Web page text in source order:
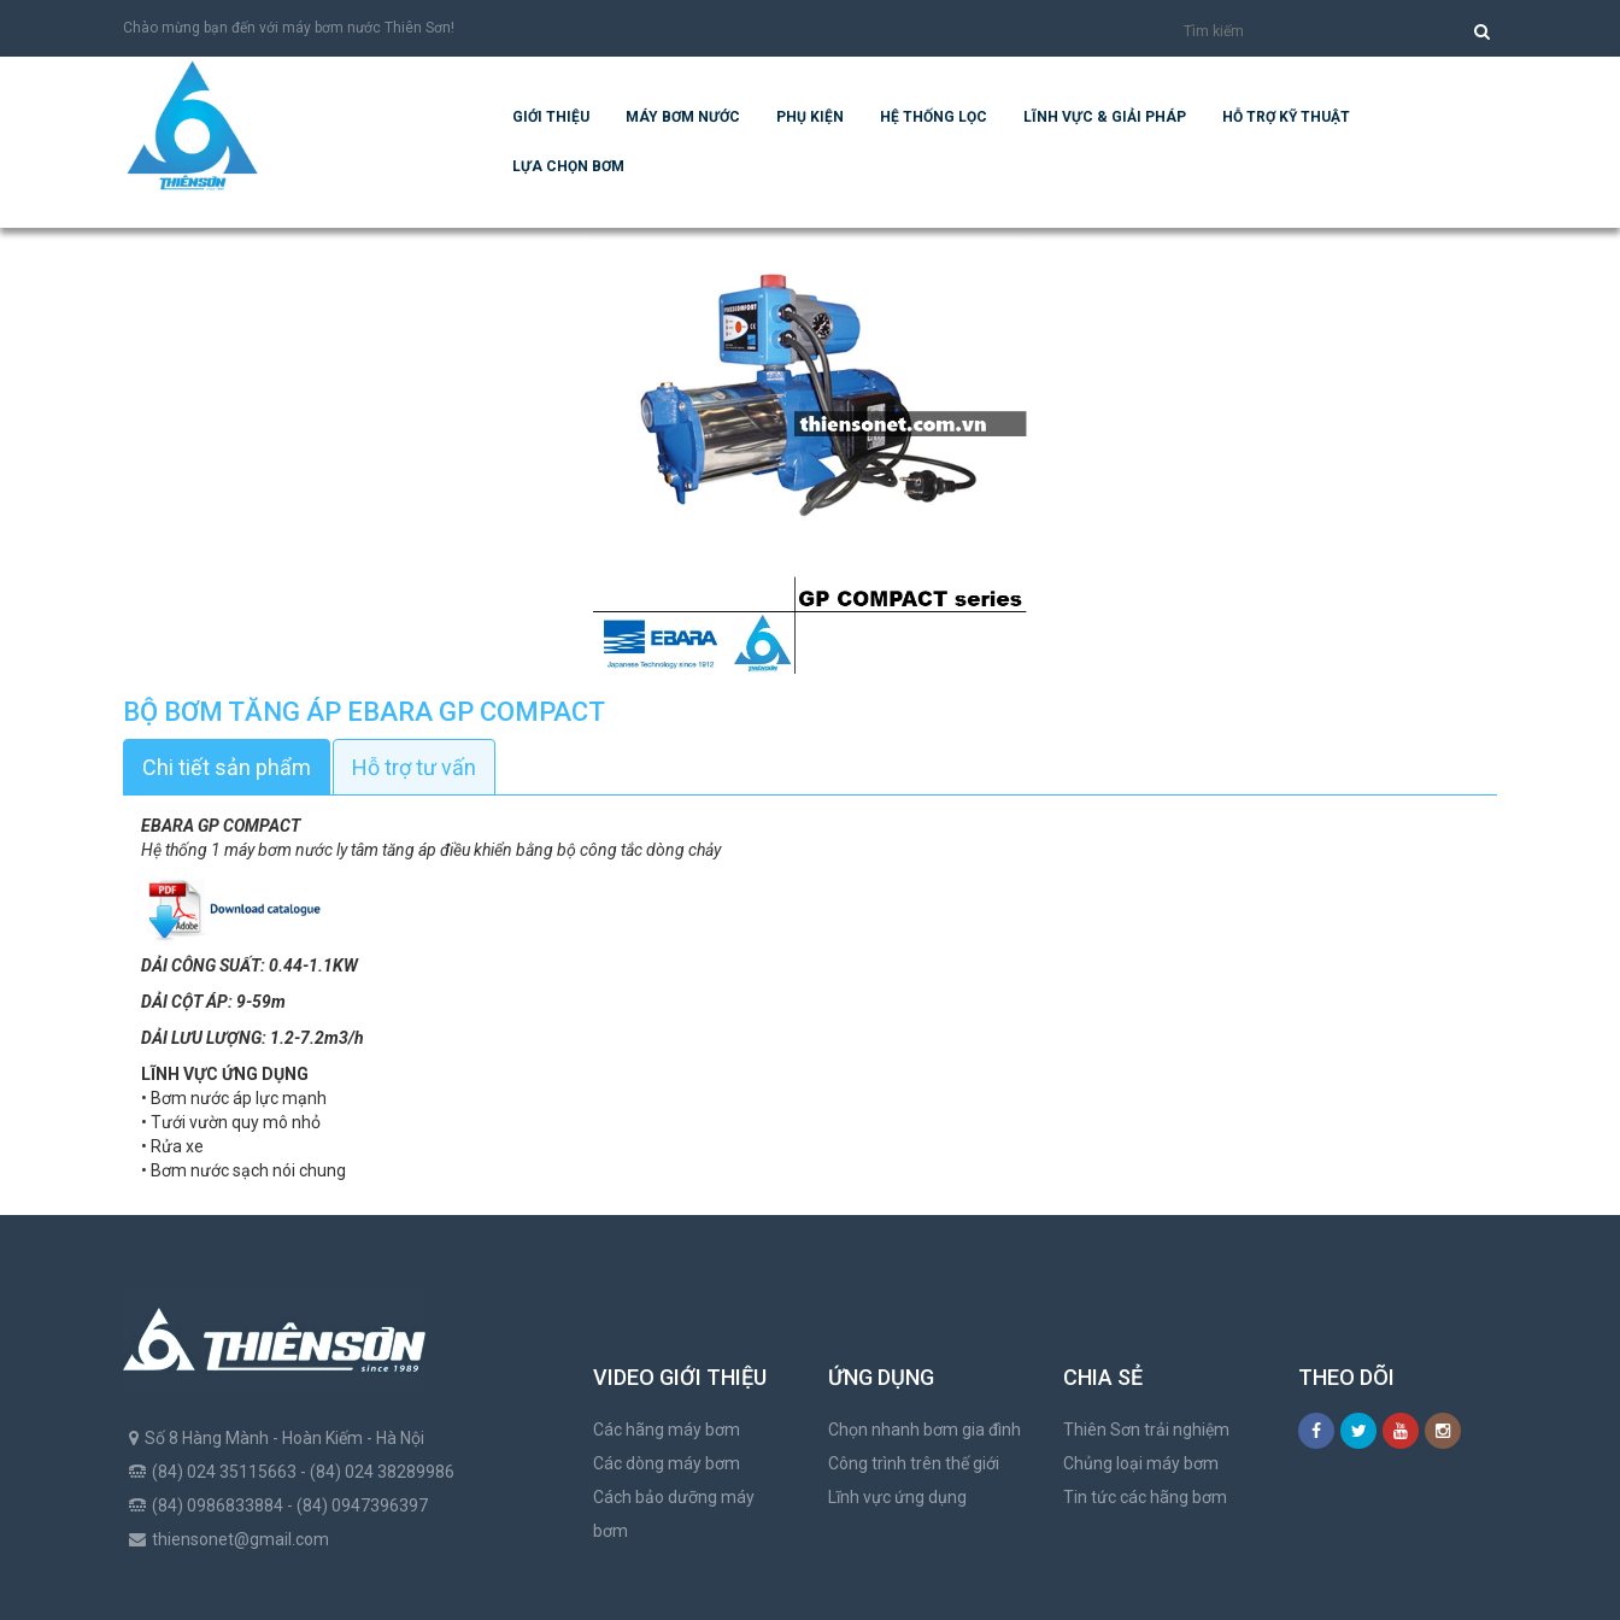
Chào mừng bạn đến với máy bơm nước Thiên Sơn!
GIỚI THIỆU MÁY BƠM NƯỚC PHỤ KIỆN HỆ THỐNG LỌC LĨNH VỰC & GIẢI PHÁP HỖ TRỢ KỸ THUẬT
LỰA CHỌN BƠM
BỘ BƠM TĂNG ÁP EBARA GP COMPACT
Chi tiết sản phẩm Hỗ trợ tư vấn
EBARA GP COMPACT
Hệ thống 1 máy bơm nước ly tâm tăng áp điều khiển bằng bộ công tắc dòng chảy
DẢI CÔNG SUẤT: 0.44-1.1KW
DẢI CỘT ÁP: 9-59m
DẢI LƯU LƯỢNG: 1.2-7.2m3/h
LĨNH VỰC ỨNG DỤNG
• Bơm nước áp lực mạnh
• Tưới vườn quy mô nhỏ
• Rửa xe
• Bơm nước sạch nói chung
Số 8 Hàng Mành - Hoàn Kiếm - Hà Nội
(84) 024 35115663 - (84) 024 38289986
(84) 0986833884 - (84) 0947396397
thiensonet@gmail.com
VIDEO GIỚI THIỆU
Các hãng máy bơm
Các dòng máy bơm
Cách bảo dưỡng máy
bơm
ỨNG DỤNG
Chọn nhanh bơm gia đình
Công trình trên thế giới
Lĩnh vực ứng dụng
CHIA SẺ
Thiên Sơn trải nghiệm
Chủng loại máy bơm
Tin tức các hãng bơm
THEO DÕI